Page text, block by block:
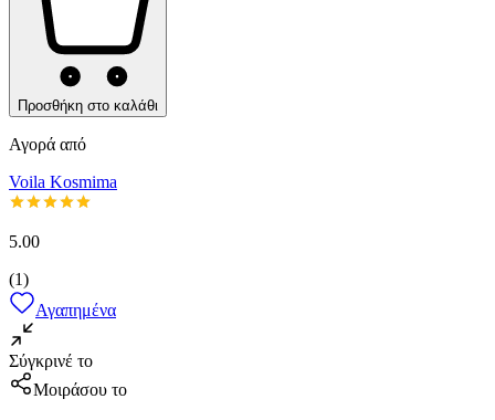
Προσθήκη στο καλάθι
Αγορά από
Voila Kosmima
5.00
(1)
Αγαπημένα
Σύγκρινέ το
Μοιράσου το